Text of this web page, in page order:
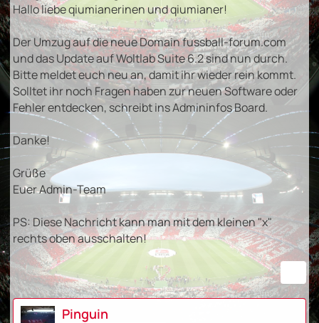
Hallo liebe qiumianerinen und qiumianer!
Der Umzug auf die neue Domain fussball-forum.com
und das Update auf Woltlab Suite 6.2 sind nun durch.
Bitte meldet euch neu an, damit ihr wieder rein kommt.
Solltet ihr noch Fragen haben zur neuen Software oder
Fehler entdecken, schreibt ins Admininfos Board.
Danke!
Grüße
Euer Admin-Team
PS: Diese Nachricht kann man mit dem kleinen "x"
rechts oben ausschalten!
Pinguin